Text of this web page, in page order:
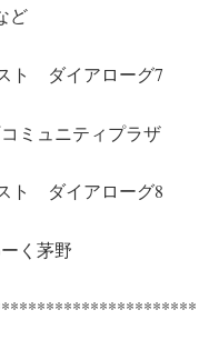
ど
ト ダイアローグ7
ミュニティプラザ
ト ダイアローグ8
く茅野